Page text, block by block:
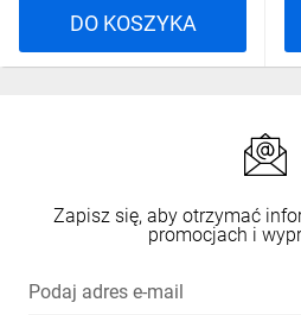
DO KOSZYKA
Zapisz się, aby otrzymać
promocjach i
Podaj adres e-mail